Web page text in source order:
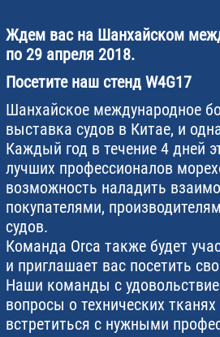
Ждем вас на Шанхайском
по 29 апреля 2018.
Посетите наш стенд W4G17
Шанхайское международное
выставка судов в Китае, и
Каждый год в течение 4 дней
лучших профессионалов
возможность наладить
покупателями,
судов.
Команда Orca также будет
и приглашает вас посетить
Наши команды с
вопросы о технических
встретиться с нужными